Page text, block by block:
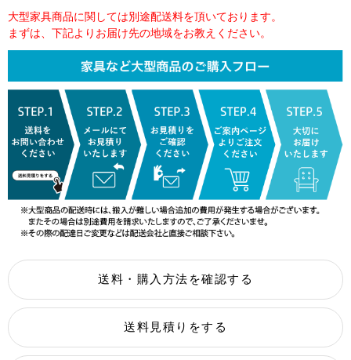
大型家具商品に関しては別途配送料を頂いております。
まずは、下記よりお届け先の地域をお教えください。